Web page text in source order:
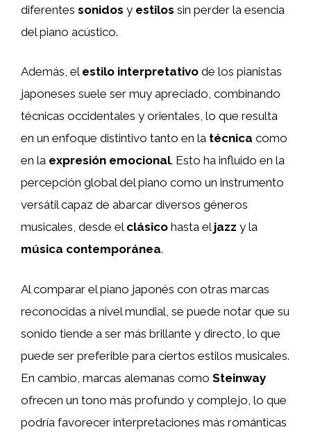
diferentes sonidos y estilos sin perder la esencia
del piano acústico.
Además, el estilo interpretativo de los pianistas
japoneses suele ser muy apreciado, combinando
técnicas occidentales y orientales, lo que resulta
en un enfoque distintivo tanto en la técnica como
en la expresión emocional. Esto ha influido en la
percepción global del piano como un instrumento
versátil capaz de abarcar diversos géneros
musicales, desde el clásico hasta el jazz y la
música contemporánea.
Al comparar el piano japonés con otras marcas
reconocidas a nivel mundial, se puede notar que su
sonido tiende a ser más brillante y directo, lo que
puede ser preferible para ciertos estilos musicales.
En cambio, marcas alemanas como Steinway
ofrecen un tono más profundo y complejo, lo que
podría favorecer interpretaciones más románticas